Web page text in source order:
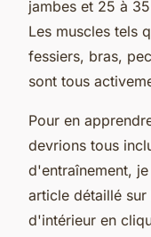
jambes et 25 à
Les muscles tels
fessiers, bras,
sont tous
Pour en
devrions tous
d'entraînement,
article détaillé
d'intérieur en